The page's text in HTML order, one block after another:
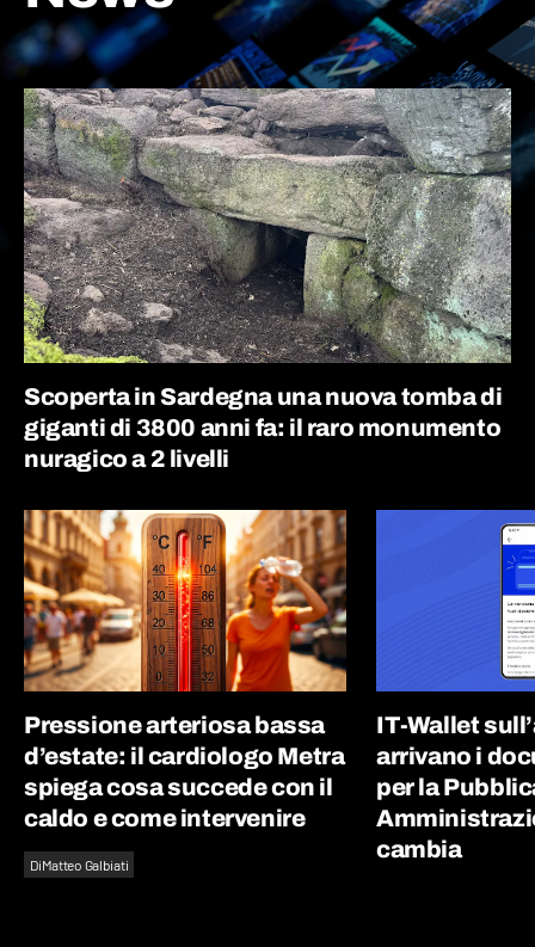
Scoperta in Sardegna una nuova tomba di
giganti di 3800 anni fa: il raro monumento
nuragico a 2 livelli
Pressione arteriosa bassa
d’estate: il cardiologo Metra
spiega cosa succede con il
caldo e come intervenire
DiMatteo Galbiati
IT-Wallet
arrivano i
per la
cambia